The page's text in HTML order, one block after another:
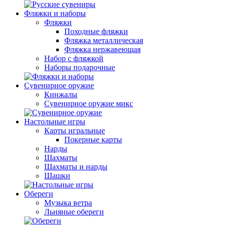
Фляжки и наборы
Фляжки
Походные фляжки
Фляжка металлическая
Фляжка нержавеющая
Набор с фляжкой
Наборы подарочные
Сувенирное оружие
Кинжалы
Сувенирное оружие микс
Настольные игры
Карты игральные
Покерные карты
Нарды
Шахматы
Шахматы и нарды
Шашки
Обереги
Музыка ветра
Льняные обереги